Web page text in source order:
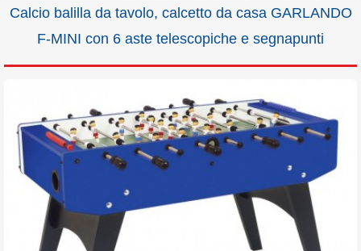
Calcio balilla da tavolo, calcetto da casa GARLANDO
F-MINI con 6 aste telescopiche e segnapunti